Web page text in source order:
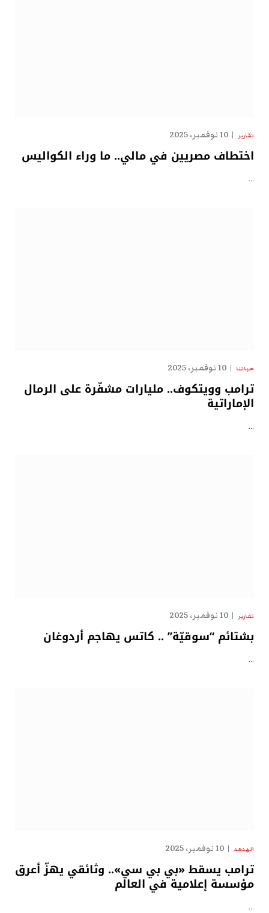
تقارير 10 نوفمبر، 2025
اختطاف مصريين في مالي.. ما وراء الكواليس
…
حياتنا 10 نوفمبر، 2025
ترامب وويتكوف.. مليارات مشفّرة على الرمال
الإماراتية
…
تقارير 10 نوفمبر، 2025
بشتائم “سوقيّة” .. كاتس يهاجم أردوغان
…
الهدهد 10 نوفمبر، 2025
ترامب يسقط «بي بي سي».. وثائقي يهزّ أعرق
مؤسسة إعلامية في العالم
…